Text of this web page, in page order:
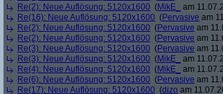
Re(2): Neue Auflösung: 5120x1600 (MikE_
am
Re(16): Neue Auflösung: 5120x1600 (Pervasive am
Re(2): Neue Auflösung: 5120x1600 (Pervasive am
Re(2): Neue Auflösung: 5120x1600 (Pervasive am
Re(3): Neue Auflösung: 5120x1600 (Pervasive am
Re(3): Neue Auflösung: 5120x1600 (MikE_
am
Re(4): Neue Auflösung: 5120x1600 (MikE_
am
Re(6): Neue Auflösung: 5120x1600 (Pervasive am
Re(17): Neue Auflösung: 5120x1600 (dizo am